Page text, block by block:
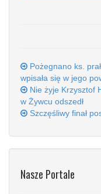
Pożegnano ks.
wpisała się w jego
Nie żyje Krzysztof
w Żywcu odszedł
Szczęśliwy finał
Nasze Portale